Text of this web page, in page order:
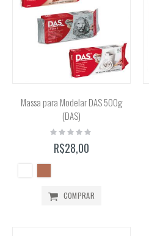
Massa para Modelar DAS 500g
(DAS)
Rating:
0%
R$28,00
COMPRAR